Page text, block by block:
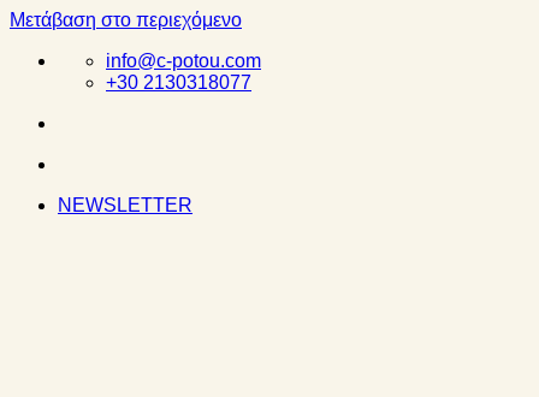
Μετάβαση στο περιεχόμενο
info@c-potou.com
+30 2130318077
NEWSLETTER